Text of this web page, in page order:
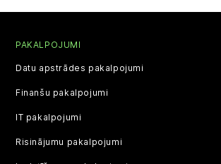
PAKALPOJUMI
Datu apstrādes pakalpojumi
Finanšu pakalpojumi
IT pakalpojumi
Risinājumu pakalpojumi